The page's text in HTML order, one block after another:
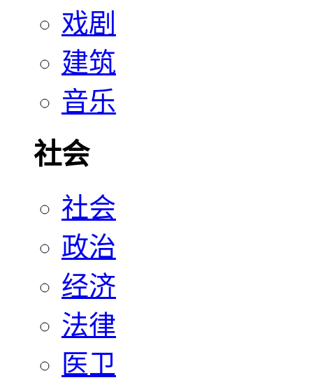
戏剧
建筑
音乐
社会
社会
政治
经济
法律
医卫